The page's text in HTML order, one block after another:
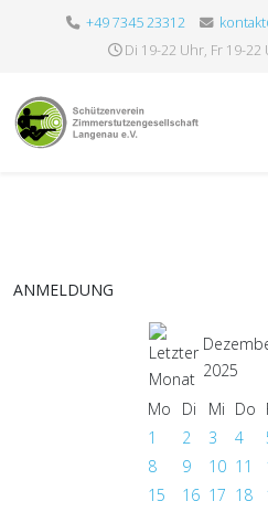
+49 7345 23312
Di 19-22 Uhr, Fr 19-
ANMELDUNG
2025
Mo
Di Mi Do
1
2 3 4
8
9 10 11
15
16 17 18